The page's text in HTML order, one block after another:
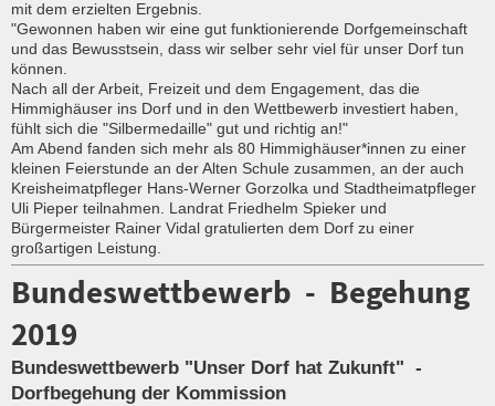
mit dem erzielten Ergebnis.
"Gewonnen haben wir eine gut funktionierende Dorfgemeinschaft
und das Bewusstsein, dass wir selber sehr viel für unser Dorf tun
können.
Nach all der Arbeit, Freizeit und dem Engagement, das die
Himmighäuser ins Dorf und in den Wettbewerb investiert haben,
fühlt sich die "Silbermedaille" gut und richtig an!"
Am Abend fanden sich mehr als 80 Himmighäuser*innen zu einer
kleinen Feierstunde an der Alten Schule zusammen, an der auch
Kreisheimatpfleger Hans-Werner Gorzolka und Stadtheimatpfleger
Uli Pieper teilnahmen. Landrat Friedhelm Spieker und
Bürgermeister Rainer Vidal gratulierten dem Dorf zu einer
großartigen Leistung.
Bundeswettbewerb - Begehung
2019
Bundeswettbewerb "Unser Dorf hat Zukunft" -
Dorfbegehung der Kommission